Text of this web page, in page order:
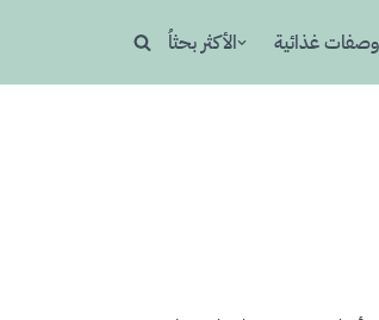
وصفات غذائية الأكثر بحثاُ